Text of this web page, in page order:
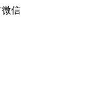
信